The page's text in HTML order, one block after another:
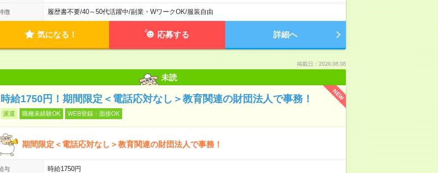
徴 履歴書不要/40～50代活躍中/副業・WワークOK/服装自由
気になる！ 応募する 詳細へ
掲載日：2026.08.08
未読
NEW
時給1750円！期間限定＜電話応対なし＞教育関連の財団法人で事務！
派遣 職種未経験OK WEB登録・面接OK
期間限定＜電話応対なし＞教育関連の財団法人で事務！
与 時給1750円